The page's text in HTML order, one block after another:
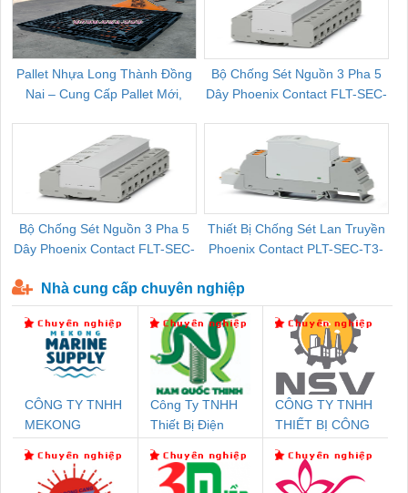
Pallet Nhựa Long Thành Đồng
Nai – Cung Cấp Pallet Mới,
Bộ Chống Sét Nguồn 3 Pha 5
Dây Phoenix Contact FLT-SEC-
Bộ Chống Sét Nguồn 3 Pha 5
Dây Phoenix Contact FLT-SEC-
Thiết Bị Chống Sét Lan Truyền
Phoenix Contact PLT-SEC-T3-
Nhà cung cấp chuyên nghiệp
CÔNG TY TNHH
MEKONG
Công Ty TNHH
Thiết Bị Điện
CÔNG TY TNHH
THIẾT BỊ CÔNG
SETSUBI VIỆT
NAM